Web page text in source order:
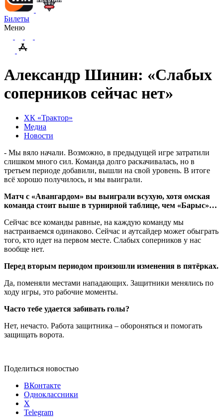
Билеты
Меню
Александр Шинин: «Слабых
соперников сейчас нет»
ХК «Трактор»
Медиа
Новости
- Мы вяло начали. Возможно, в предыдущей игре затратили
слишком много сил. Команда долго раскачивалась, но в
третьем периоде добавили, вышли на свой уровень. В итоге
всё хорошо получилось, и мы выиграли.
Матч с «Авангардом» вы выиграли всухую, хотя омская
команда стоит выше в турнирной таблице, чем «Барыс»…
Сейчас все команды равные, на каждую команду мы
настраиваемся одинаково. Сейчас и аутсайдер может обыграть
того, кто идет на первом месте. Слабых соперников у нас
вообще нет.
Перед вторым периодом произошли изменения в пятёрках.
Да, поменяли местами нападающих. Защитники менялись по
ходу игры, это рабочие моменты.
Часто тебе удается забивать голы?
Нет, нечасто. Работа защитника – обороняться и помогать
защищать ворота.
Поделиться новостью
ВКонтакте
Одноклассники
X
Telegram